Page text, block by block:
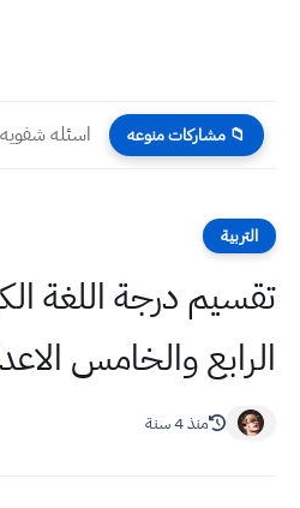
📁 مشاركات منوعه
التربية
تقسيم درجة اللغة
الرابع والخامس
منذ 4 سنة